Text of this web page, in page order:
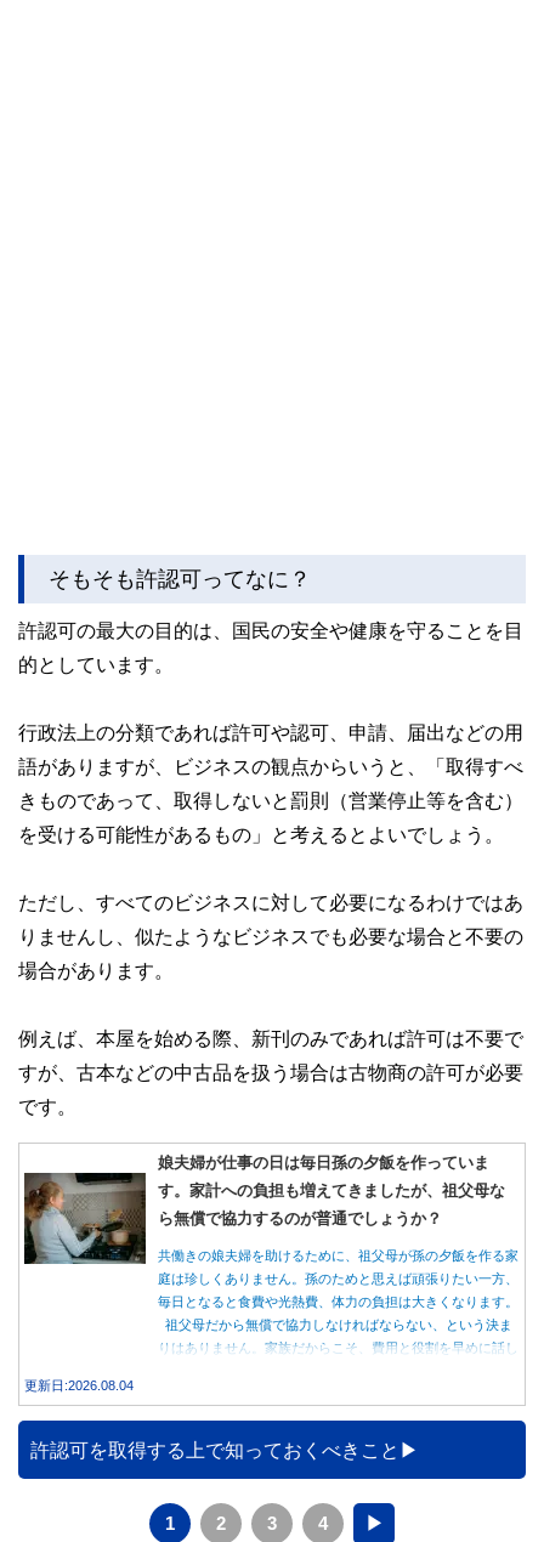
そもそも許認可ってなに？
許認可の最大の目的は、国民の安全や健康を守ることを目
的としています。
行政法上の分類であれば許可や認可、申請、届出などの用
語がありますが、ビジネスの観点からいうと、「取得すべ
きものであって、取得しないと罰則（営業停止等を含む）
を受ける可能性があるもの」と考えるとよいでしょう。
ただし、すべてのビジネスに対して必要になるわけではあ
りませんし、似たようなビジネスでも必要な場合と不要の
場合があります。
例えば、本屋を始める際、新刊のみであれば許可は不要で
すが、古本などの中古品を扱う場合は古物商の許可が必要
です。
娘夫婦が仕事の日は毎日孫の夕飯を作っていま
す。家計への負担も増えてきましたが、祖父母な
ら無償で協力するのが普通でしょうか？
共働きの娘夫婦を助けるために、祖父母が孫の夕飯を作る家
庭は珍しくありません。孫のためと思えば頑張りたい一方、
毎日となると食費や光熱費、体力の負担は大きくなります。
祖父母だから無償で協力しなければならない、という決ま
りはありません。家族だからこそ、費用と役割を早めに話し
更新日:2026.08.04
許認可を取得する上で知っておくべきこと
1 2 3 4 ▶